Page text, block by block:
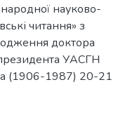
науково-
читання» з
доктора
УАСГН
(1906-1987) 20-21